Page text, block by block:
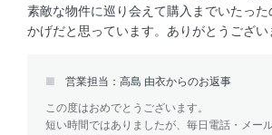
素敵な物件に巡り会えて購入までいたっ
かげだと思っています。ありがとうござい
営業担当：高島 由衣からのお返事
この度はおめでとうございます。
短い時間ではありましたが、毎日電話・メー